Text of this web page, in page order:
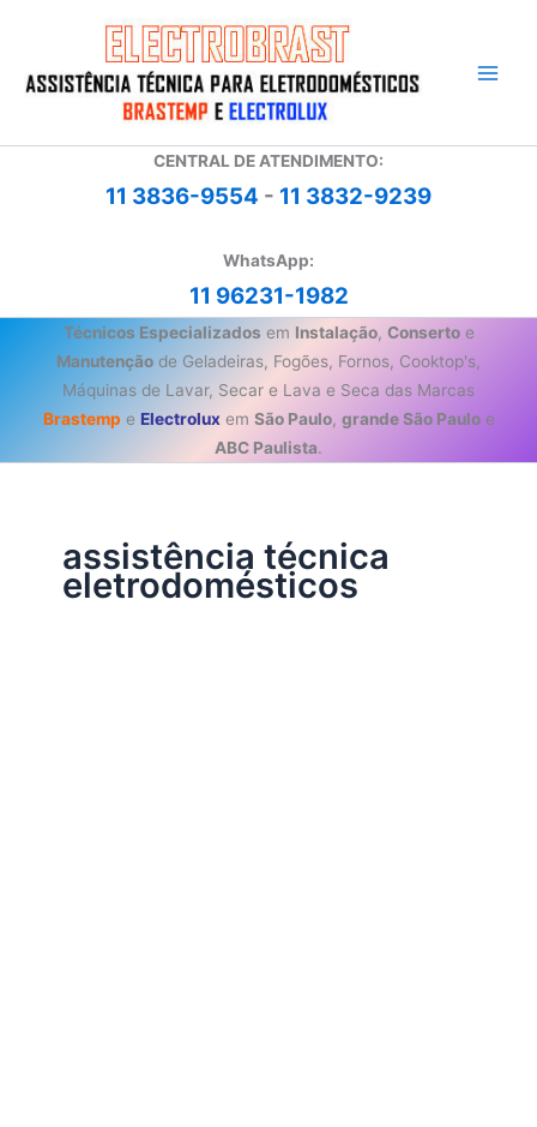
conteúdo
CENTRAL DE ATENDIMENTO:
11 3836-9554 - 11 3832-9239
WhatsApp:
11 96231-1982
Técnicos Especializados em Instalação, Consertoe
Manutenção de Geladeiras, Fogões, Fornos, Cooktop's,
Máquinas de Lavar, Secar e Lava e Seca das Marcas
Brastemp e Electroluxem São Paulo, grande São Pauloe
ABC Paulista.
assistência técnica
eletrodomésticos